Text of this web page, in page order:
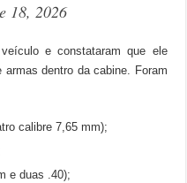
18, 2026
e constataram que ele
armas dentro da cabine. Foram
calibre 7,65 mm);
e duas .40);